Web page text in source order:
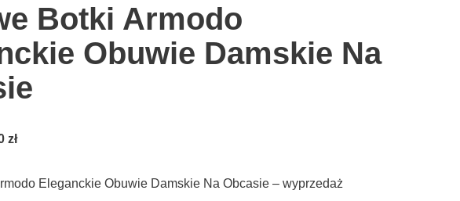
Botki Armodo
Obuwie Damskie Na
zł
Eleganckie Obuwie Damskie Na Obcasie – wyprzedaż